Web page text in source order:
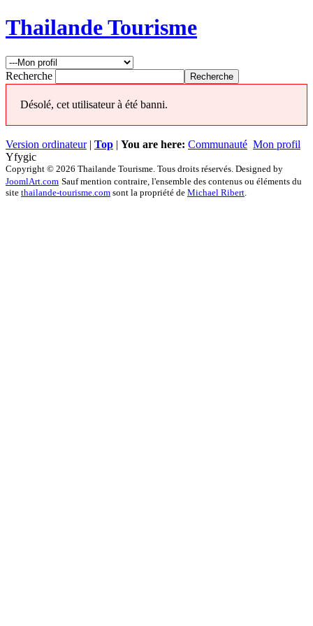
Thailande Tourisme
Recherche
Désolé, cet utilisateur à été banni.
Version ordinateur| Top | You are here: Communauté Mon profil
Yfygic
Copyright © 2026 Thailande Tourisme. Tous droits réservés. Designed by
JoomlArt.com Sauf mention contraire, l'ensemble des contenus ou éléments du
site thailande-tourisme.com sont la propriété de Michael Ribert